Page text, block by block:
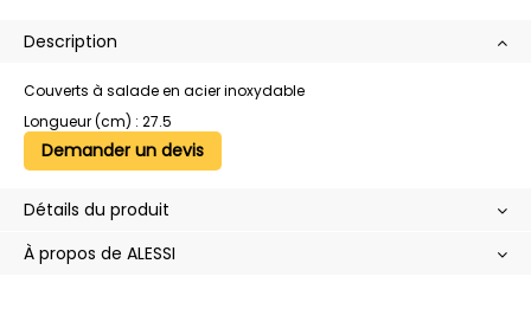
Description
Couverts à salade en acier inoxydable
Longueur (cm) : 27.5
Demander un devis
Détails du produit
À propos de ALESSI